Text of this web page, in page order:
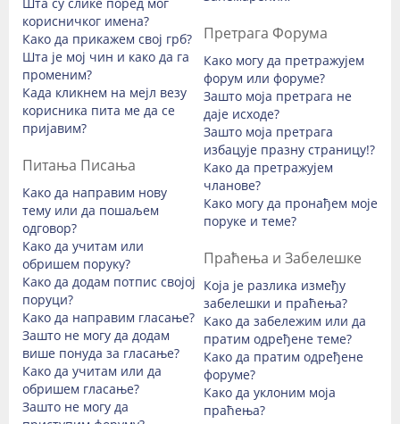
корисничког имена?
Како да прикажем свој грб?
Шта је мој чин и како да га
променим?
Када кликнем на мејл везу
корисника пита ме да се
пријавим?
Питања Писања
Како да направим нову
тему или да пошаљем
одговор?
Како да учитам или
обришем поруку?
Како да додам потпис својој
поруци?
Како да направим гласање?
Зашто не могу да додам
више понуда за гласање?
Како да учитам или да
обришем гласање?
Зашто не могу да
Претрага Форума
Како могу да претражујем
форум или форуме?
Зашто моја претрага не
даје исходе?
Зашто моја претрага
избацује празну страницу!?
Како да претражујем
чланове?
Како могу да пронађем моје
поруке и теме?
Праћења и Забелешке
Која је разлика између
забелешки и праћења?
Како да забележим или да
пратим одређене теме?
Како да пратим одређене
форуме?
Како да уклоним моја
праћења?